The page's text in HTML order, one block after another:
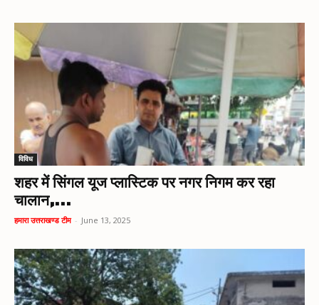
विविध
शहर में सिंगल यूज प्लास्टिक पर नगर निगम कर रहा
चालान,...
हमारा उत्तराखण्ड टीम - June 13, 2025